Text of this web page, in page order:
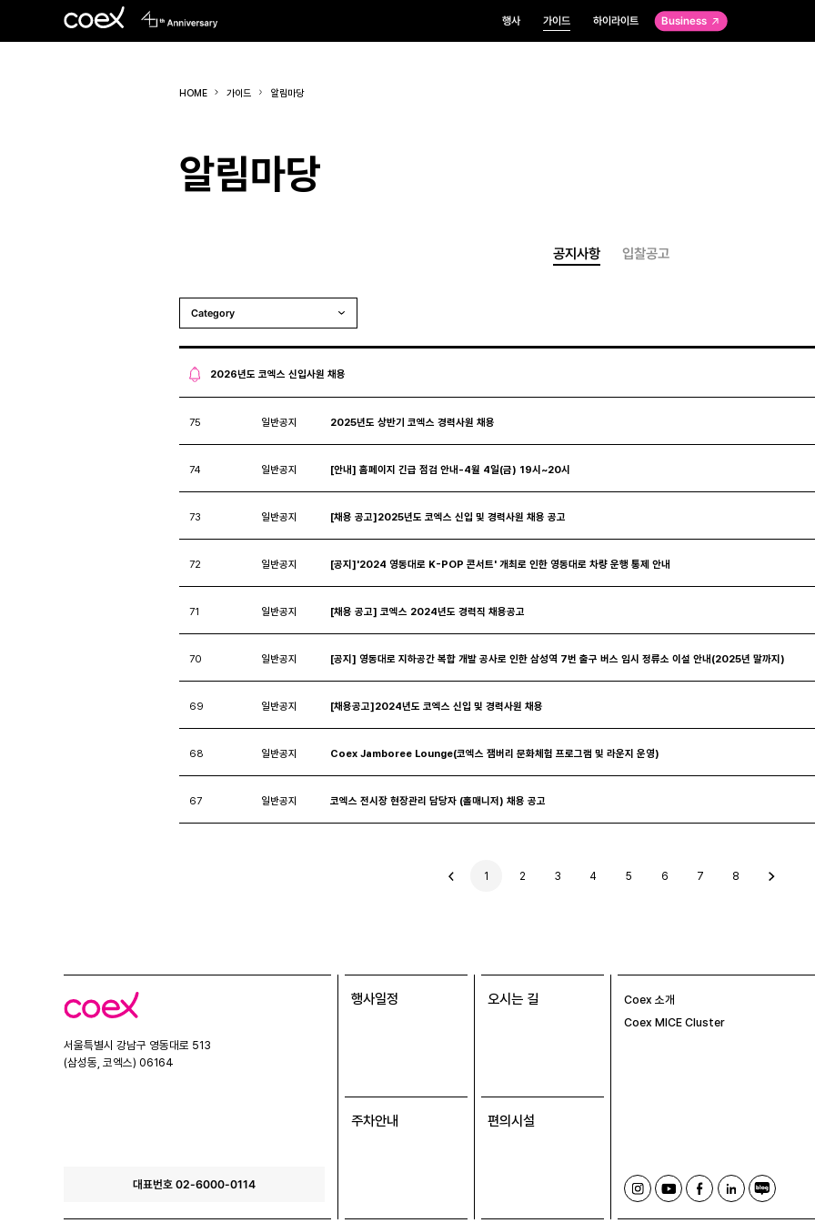
행사 가이드 하이라이트 Business
HOME 가이드 알림마당
알림마당
공지사항 입찰공고
Category
2026년도 코엑스 신입사원 채용
75 일반공지 2025년도 상반기 코엑스 경력사원 채용
74 일반공지 [안내] 홈페이지 긴급 점검 안내-4월 4일(금) 19시~20시
73 일반공지 [채용 공고]2025년도 코엑스 신입 및 경력사원 채용 공고
72 일반공지 [공지]'2024 영동대로 K-POP 콘서트' 개최로 인한 영동대로 차량 운행 통제 안내
71 일반공지 [채용 공고] 코엑스 2024년도 경력직 채용공고
70 일반공지 [공지] 영동대로 지하공간 복합 개발 공사로 인한 삼성역 7번 출구 버스 임시 정류소 이설 안내(2025년 말까지)
69 일반공지 [채용공고]2024년도 코엑스 신입 및 경력사원 채용
68 일반공지 Coex Jamboree Lounge(코엑스 잼버리 문화체험 프로그램 및 라운지 운영)
67 일반공지 코엑스 전시장 현장관리 담당자 (홀매니저) 채용 공고
1 2 3 4 5 6 7 8
코
엑
서울특별시 강남구 영동대로 513
(삼성동, 코엑스) 06164
대표번호 02-6000-0114
행사일정 오시는 길
주차안내 편의시설
Coex 소개
Coex MICE Cluster
인
스
타
유
튜
브
페
이
스
링
크
드
블
로
그